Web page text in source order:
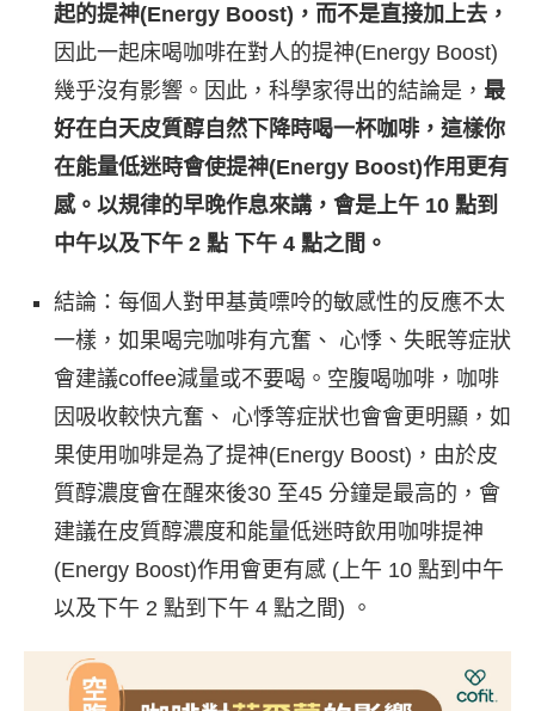
起的提神(Energy Boost)，而不是直接加上去，
因此一起床喝咖啡在對人的提神(Energy Boost)
幾乎沒有影響。因此，科學家得出的結論是， 最
好在白天皮質醇自然下降時喝一杯咖啡 ，這樣你
在能量低迷時會使提神(Energy Boost)作用更有
感。 以規律的早晚作息來講，會是上午 10 點到
中午以及下午 2 點 下午 4 點之間。
結論：每個人對甲基黃嘌呤的敏感性的反應不太
一樣，如果喝完咖啡有亢奮、 心悸、失眠等症狀
會建議coffee減量或不要喝。空腹喝咖啡，咖啡
因吸收較快亢奮、 心悸等症狀也會會更明顯，如
果使用咖啡是為了提神(Energy Boost)，由於皮
質醇濃度會在醒來後30 至45 分鐘是最高的，會
建議在皮質醇濃度和能量低迷時飲用咖啡提神
(Energy Boost)作用會更有感 (上午 10 點到中午
以及下午 2 點到下午 4 點之間) 。